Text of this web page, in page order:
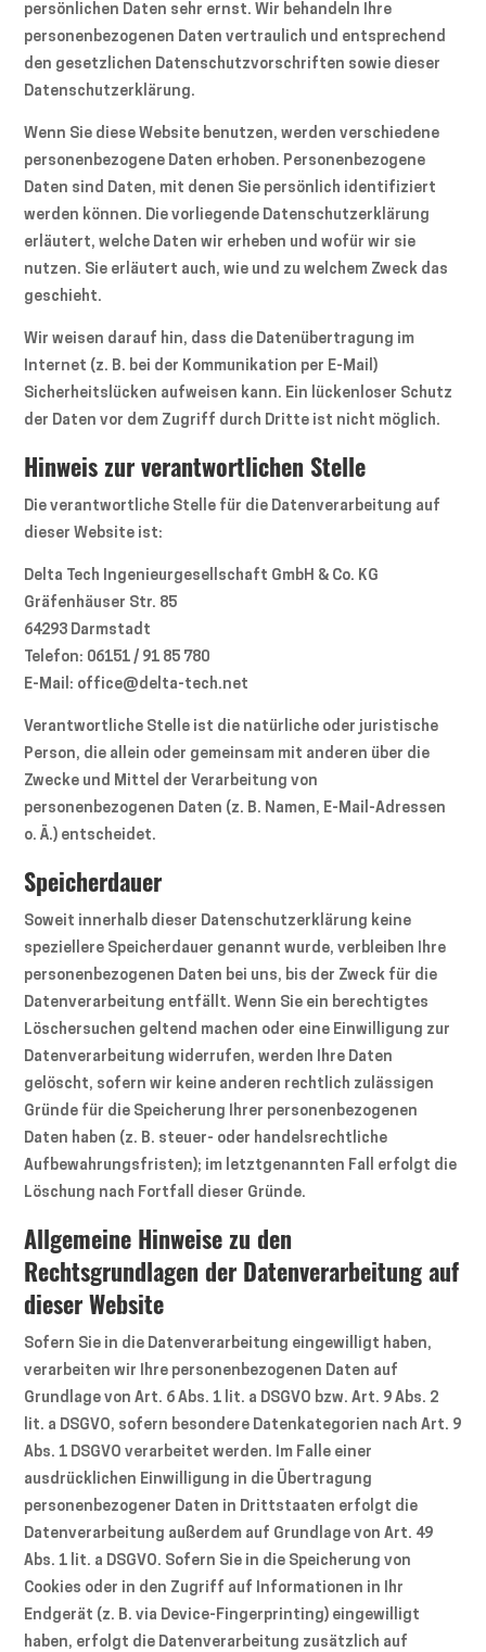
persönlichen Daten sehr ernst. Wir behandeln Ihre
personenbezogenen Daten vertraulich und entsprechend
den gesetzlichen Datenschutzvorschriften sowie dieser
Datenschutzerklärung.
Wenn Sie diese Website benutzen, werden verschiedene
personenbezogene Daten erhoben. Personenbezogene
Daten sind Daten, mit denen Sie persönlich identifiziert
werden können. Die vorliegende Datenschutzerklärung
erläutert, welche Daten wir erheben und wofür wir sie
nutzen. Sie erläutert auch, wie und zu welchem Zweck das
geschieht.
Wir weisen darauf hin, dass die Datenübertragung im
Internet (z. B. bei der Kommunikation per E-Mail)
Sicherheitslücken aufweisen kann. Ein lückenloser Schutz
der Daten vor dem Zugriff durch Dritte ist nicht möglich.
Hinweis zur verantwortlichen Stelle
Die verantwortliche Stelle für die Datenverarbeitung auf
dieser Website ist:
Delta Tech Ingenieurgesellschaft GmbH & Co. KG
Gräfenhäuser Str. 85
64293 Darmstadt
Telefon: 06151 / 91 85 780
E-Mail: office@delta-tech.net
Verantwortliche Stelle ist die natürliche oder juristische
Person, die allein oder gemeinsam mit anderen über die
Zwecke und Mittel der Verarbeitung von
personenbezogenen Daten (z. B. Namen, E-Mail-Adressen
o. Ä.) entscheidet.
Speicherdauer
Soweit innerhalb dieser Datenschutzerklärung keine
speziellere Speicherdauer genannt wurde, verbleiben Ihre
personenbezogenen Daten bei uns, bis der Zweck für die
Datenverarbeitung entfällt. Wenn Sie ein berechtigtes
Löschersuchen geltend machen oder eine Einwilligung zur
Datenverarbeitung widerrufen, werden Ihre Daten
gelöscht, sofern wir keine anderen rechtlich zulässigen
Gründe für die Speicherung Ihrer personenbezogenen
Daten haben (z. B. steuer- oder handelsrechtliche
Aufbewahrungsfristen); im letztgenannten Fall erfolgt die
Löschung nach Fortfall dieser Gründe.
Allgemeine Hinweise zu den
Rechtsgrundlagen der Datenverarbeitung auf
dieser Website
Sofern Sie in die Datenverarbeitung eingewilligt haben,
verarbeiten wir Ihre personenbezogenen Daten auf
Grundlage von Art. 6 Abs. 1 lit. a DSGVO bzw. Art. 9 Abs. 2
lit. a DSGVO, sofern besondere Datenkategorien nach Art. 9
Abs. 1 DSGVO verarbeitet werden. Im Falle einer
ausdrücklichen Einwilligung in die Übertragung
personenbezogener Daten in Drittstaaten erfolgt die
Datenverarbeitung außerdem auf Grundlage von Art. 49
Abs. 1 lit. a DSGVO. Sofern Sie in die Speicherung von
Cookies oder in den Zugriff auf Informationen in Ihr
Endgerät (z. B. via Device-Fingerprinting) eingewilligt
haben, erfolgt die Datenverarbeitung zusätzlich auf